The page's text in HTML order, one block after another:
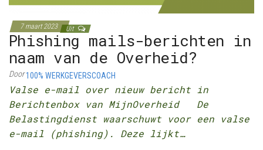
7 maart 2023 Uit
Phishing mails-berichten in
naam van de Overheid?
Door100% WERKGEVERSCOACH
Valse e-mail over nieuw bericht in
Berichtenbox van MijnOverheid De
Belastingdienst waarschuwt voor een valse
e-mail (phishing). Deze lijkt…